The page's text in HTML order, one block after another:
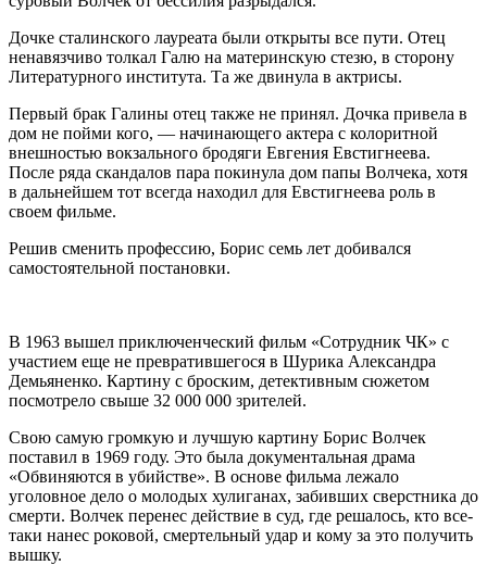
Дочке сталинского лауреата были открыты все пути. Отец
ненавязчиво толкал Галю на материнскую стезю, в сторону
Литературного института. Та же двинула в актрисы.
Первый брак Галины отец также не принял. Дочка привела в
дом не пойми кого, — начинающего актера с колоритной
внешностью вокзального бродяги Евгения Евстигнеева.
После ряда скандалов пара покинула дом папы Волчека, хотя
в дальнейшем тот всегда находил для Евстигнеева роль в
своем фильме.
Решив сменить профессию, Борис семь лет добивался
самостоятельной постановки.
В 1963 вышел приключенческий фильм «Сотрудник ЧК» с
участием еще не превратившегося в Шурика Александра
Демьяненко. Картину с броским, детективным сюжетом
посмотрело свыше 32 000 000 зрителей.
Свою самую громкую и лучшую картину Борис Волчек
поставил в 1969 году. Это была документальная драма
«Обвиняются в убийстве». В основе фильма лежало
уголовное дело о молодых хулиганах, забивших сверстника до
смерти. Волчек перенес действие в суд, где решалось, кто все-
таки нанес роковой, смертельный удар и кому за это получить
вышку.